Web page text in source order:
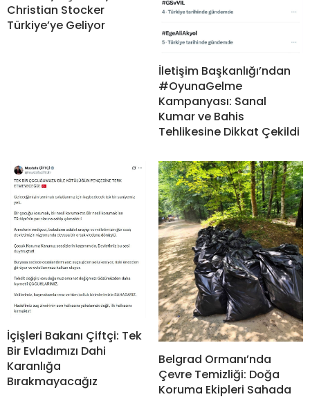
Christian Stocker
Türkiye’ye Geliyor
İletişim Başkanlığı’ndan
#OyunaGelme
Kampanyası: Sanal
Kumar ve Bahis
Tehlikesine Dikkat Çekildi
İçişleri Bakanı Çiftçi: Tek
Bir Evladımızı Dahi
Karanlığa
Bırakmayacağız
Belgrad Ormanı’nda
Çevre Temizliği: Doğa
Koruma Ekipleri Sahada